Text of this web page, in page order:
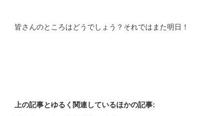
皆さんのところはどうでしょう？それではまた明日！
上の記事とゆるく関連しているほかの記事: